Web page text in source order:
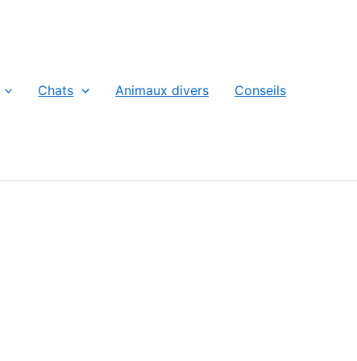
Chats Animaux divers Conseils